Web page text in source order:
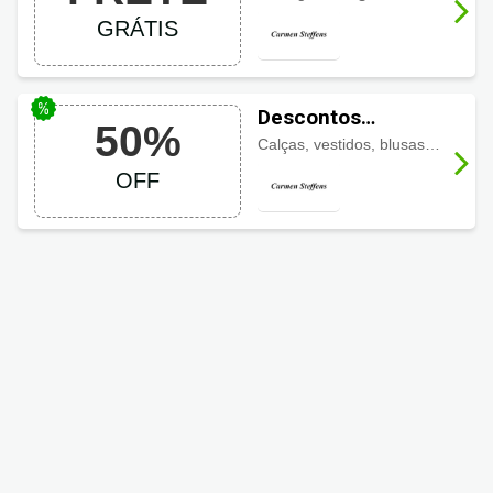
GRÁTIS
50%
OFF
Descontos
Carmen Steffens Calças, vestidos, blusas, saias, cropped, body, camisa e muito mais com